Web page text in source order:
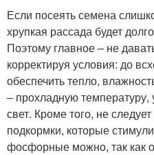
Если посеять семена
хрупкая рассада будет
Поэтому главное – не
корректируя условия: до
обеспечить тепло,
– прохладную
свет. Кроме того, не
подкормки, которые
фосфорные можно, так как